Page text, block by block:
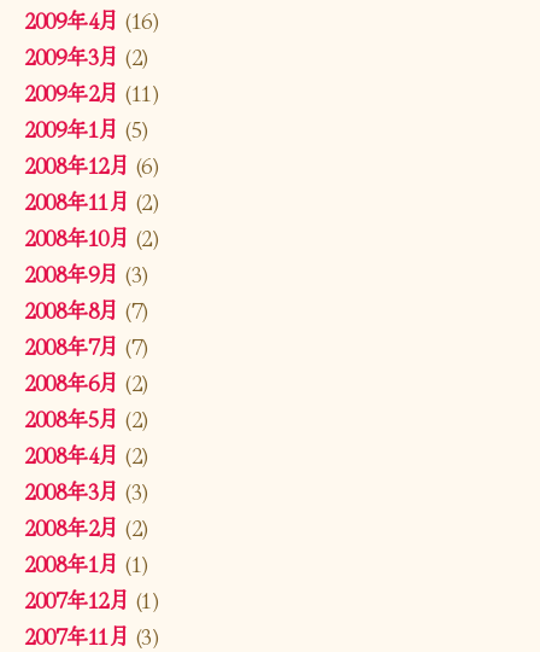
2009年4月 (16)
2009年3月 (2)
2009年2月 (11)
2009年1月 (5)
2008年12月 (6)
2008年11月 (2)
2008年10月 (2)
2008年9月 (3)
2008年8月 (7)
2008年7月 (7)
2008年6月 (2)
2008年5月 (2)
2008年4月 (2)
2008年3月 (3)
2008年2月 (2)
2008年1月 (1)
2007年12月 (1)
2007年11月 (3)